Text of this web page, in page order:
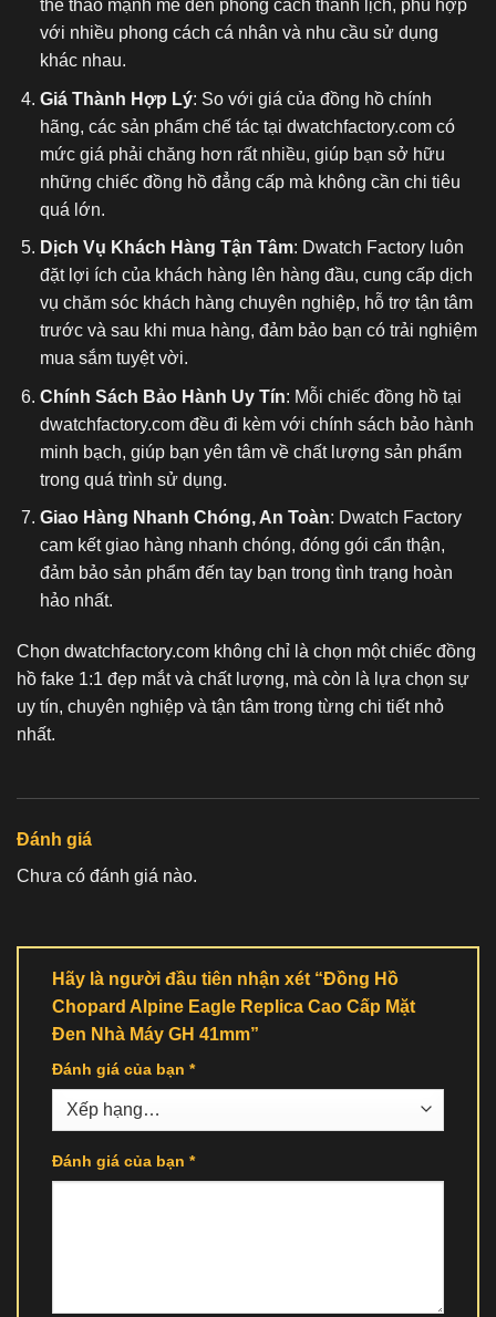
thể thao mạnh mẽ đến phong cách thanh lịch, phù hợp
với nhiều phong cách cá nhân và nhu cầu sử dụng
khác nhau.
Giá Thành Hợp Lý: So với giá của đồng hồ chính
hãng, các sản phẩm chế tác tại dwatchfactory.com có
mức giá phải chăng hơn rất nhiều, giúp bạn sở hữu
những chiếc đồng hồ đẳng cấp mà không cần chi tiêu
quá lớn.
Dịch Vụ Khách Hàng Tận Tâm: Dwatch Factory luôn
đặt lợi ích của khách hàng lên hàng đầu, cung cấp dịch
vụ chăm sóc khách hàng chuyên nghiệp, hỗ trợ tận tâm
trước và sau khi mua hàng, đảm bảo bạn có trải nghiệm
mua sắm tuyệt vời.
Chính Sách Bảo Hành Uy Tín: Mỗi chiếc đồng hồ tại
dwatchfactory.com đều đi kèm với chính sách bảo hành
minh bạch, giúp bạn yên tâm về chất lượng sản phẩm
trong quá trình sử dụng.
Giao Hàng Nhanh Chóng, An Toàn: Dwatch Factory
cam kết giao hàng nhanh chóng, đóng gói cẩn thận,
đảm bảo sản phẩm đến tay bạn trong tình trạng hoàn
hảo nhất.
Chọn dwatchfactory.com không chỉ là chọn một chiếc đồng
hồ fake 1:1 đẹp mắt và chất lượng, mà còn là lựa chọn sự
uy tín, chuyên nghiệp và tận tâm trong từng chi tiết nhỏ
nhất.
Đánh giá
Chưa có đánh giá nào.
Hãy là người đầu tiên nhận xét “Đồng Hồ
Chopard Alpine Eagle Replica Cao Cấp Mặt
Đen Nhà Máy GH 41mm”
Đánh giá của bạn *
Đánh giá của bạn *